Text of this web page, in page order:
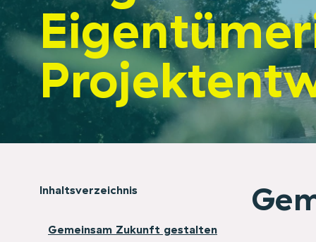
Inhaltsverzeichnis
Gemeinsam Zukunft gestalten